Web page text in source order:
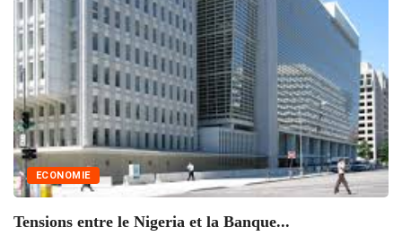
ECONOMIE
Tensions entre le Nigeria et la Banque...